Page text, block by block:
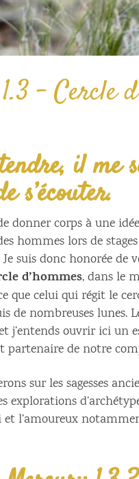
– Cercle
il me
s’écouter.
donner corps à une
hommes lors de
suis donc honorée de
d’hommes, dans le
que celui qui régit le
de nombreuses lunes.
j’entends ouvrir ici un
partenaire de notre
sur les sagesses
explorations
et l’amoureux